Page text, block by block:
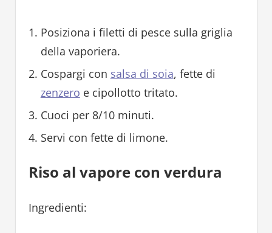
Posiziona i filetti di pesce sulla griglia
della vaporiera.
Cospargi con salsa di soia, fette di
zenzero e cipollotto tritato.
Cuoci per 8/10 minuti.
Servi con fette di limone.
Riso al vapore con verdura
Ingredienti: